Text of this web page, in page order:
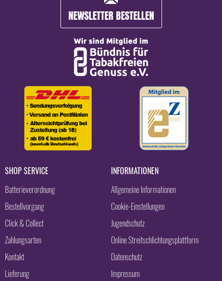
NEWSLETTER BESTELLEN
SHOP SERVICE
Batterieverordnung
Bestellvorgang
Click & Collect
Zahlungsarten
Kontakt
Lieferung
INFORMATIONEN
Allgemeine Informationen
Cookie-Einstellungen
Jugendschutz
Online Streitschlichtungsplattform
Datenschutz
Impressum